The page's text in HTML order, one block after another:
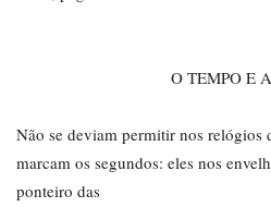
O TEMPO E
Não se deviam permitir nos relógios
marcam os segundos: eles nos
ponteiro das